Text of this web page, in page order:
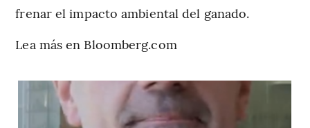
frenar el impacto ambiental del ganado.
Lea más en Bloomberg.com